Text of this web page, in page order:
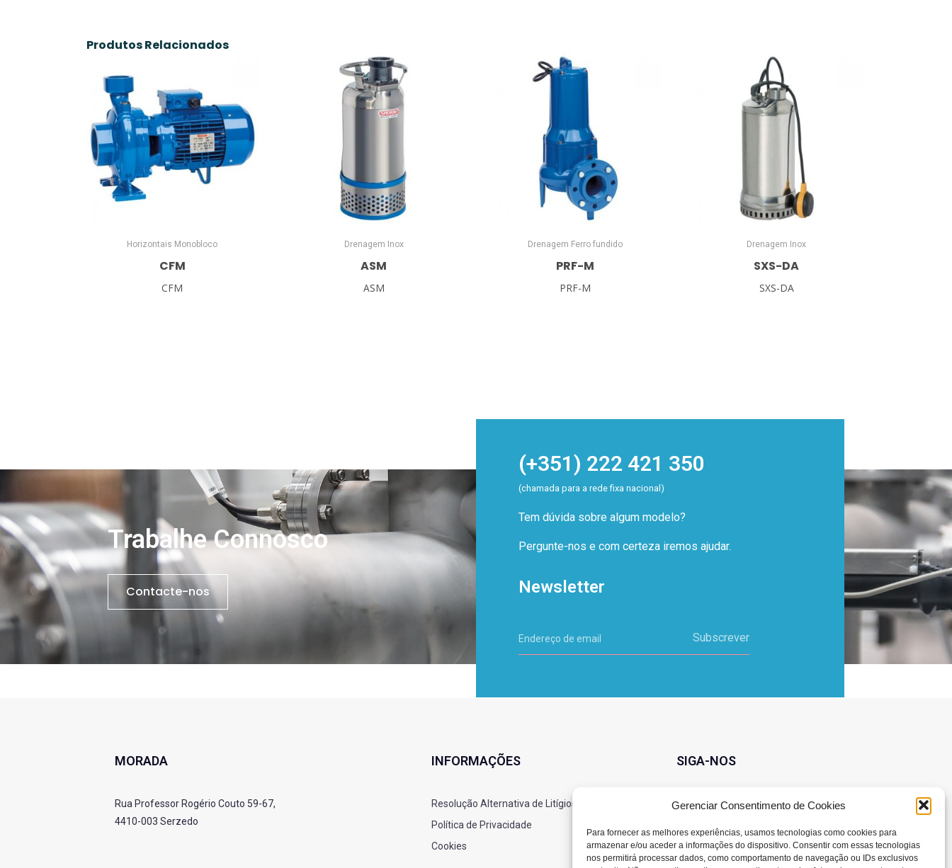
Gerenciar Consentimento de Cookies
Para fornecer as melhores experiências, usamos tecnologias como cookies para
armazenar e/ou aceder a informações do dispositivo. Consentir com essas tecnologias
nos permitirá processar dados, como comportamento de navegação ou IDs exclusivos
Produtos Relacionados
Horizontais Monobloco
CFM
CFM
Drenagem Inox
ASM
ASM
Drenagem Ferro fundido
PRF-M
PRF-M
Drenagem Inox
SXS-DA
SXS-DA
Trabalhe Connosco
Contacte-nos
(+351) 222 421 350
(chamada para a rede fixa nacional)
Tem dúvida sobre algum modelo?
Pergunte-nos e com certeza iremos ajudar.
Newsletter
Subscrever
MORADA
Rua Professor Rogério Couto 59-67,
4410-003 Serzedo
INFORMAÇÕES
Resolução Alternativa de Litígios
Política de Privacidade
Cookies
SIGA-NOS